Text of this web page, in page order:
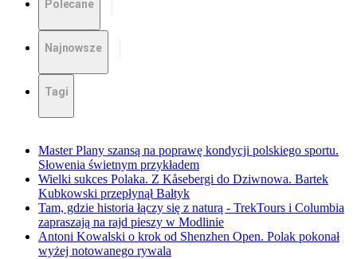
Polecane
Najnowsze
Tagi
Master Plany szansą na poprawę kondycji polskiego sportu.
Słowenia świetnym przykładem
Wielki sukces Polaka. Z Kåsebergi do Dziwnowa. Bartek
Kubkowski przepłynął Bałtyk
Tam, gdzie historia łączy się z naturą - TrekTours i Columbia
zapraszają na rajd pieszy w Modlinie
Antoni Kowalski o krok od Shenzhen Open. Polak pokonał
wyżej notowanego rywala